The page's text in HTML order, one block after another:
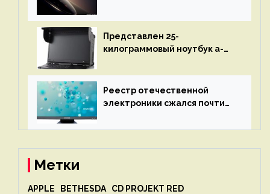
представят 18 апреля
Представлен 25-
килограммовый ноутбук a-
до 3 Тбайт DDR5 и шесть
дисплеев
Реестр отечественной
электроники сжался почти
Метки
APPLE BETHESDA CD PROJEKT RED